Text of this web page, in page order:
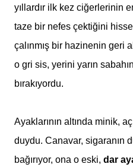
yıllardır ilk kez ciğerlerinin
taze bir nefes çektiğini
çalınmış bir hazinenin geri
o gri sis, yerini yarın
bırakıyordu.
Ayaklarının altında minik,
duydu. Canavar, sigaranın
bağırıyor, ona o eski, dar